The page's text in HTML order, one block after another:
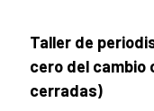
Taller de
cero del cambio
cerradas)